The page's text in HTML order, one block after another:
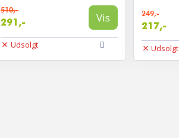
510,-
291,- Vis
Udsolgt
249,-
217,-
Udsolgt